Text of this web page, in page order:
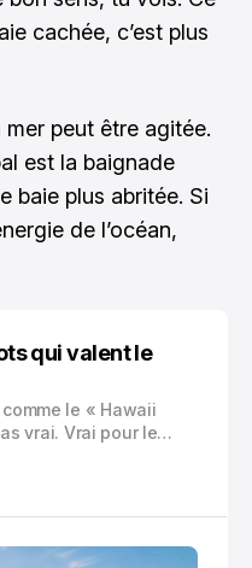
cachée, c’est plus
peut être agitée.
est la baignade
baie plus abritée. Si
de l’océan,
qui valent le
le « Hawaii
vrai. Vrai pour le
reste la Chine, donc